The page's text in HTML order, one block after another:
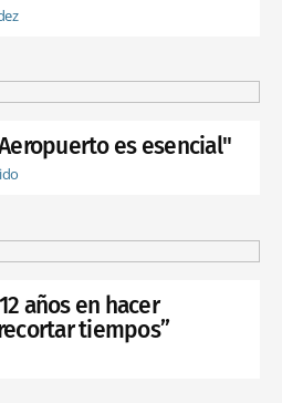
es esencial"
años en hacer
tiempos”